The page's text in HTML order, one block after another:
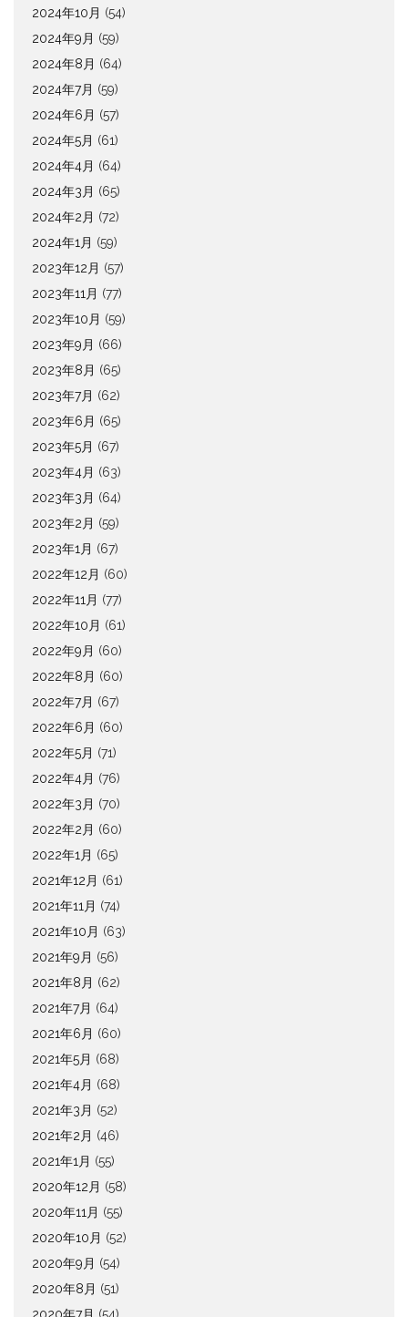
2024年10月 (54)
2024年9月 (59)
2024年8月 (64)
2024年7月 (59)
2024年6月 (57)
2024年5月 (61)
2024年4月 (64)
2024年3月 (65)
2024年2月 (72)
2024年1月 (59)
2023年12月 (57)
2023年11月 (77)
2023年10月 (59)
2023年9月 (66)
2023年8月 (65)
2023年7月 (62)
2023年6月 (65)
2023年5月 (67)
2023年4月 (63)
2023年3月 (64)
2023年2月 (59)
2023年1月 (67)
2022年12月 (60)
2022年11月 (77)
2022年10月 (61)
2022年9月 (60)
2022年8月 (60)
2022年7月 (67)
2022年6月 (60)
2022年5月 (71)
2022年4月 (76)
2022年3月 (70)
2022年2月 (60)
2022年1月 (65)
2021年12月 (61)
2021年11月 (74)
2021年10月 (63)
2021年9月 (56)
2021年8月 (62)
2021年7月 (64)
2021年6月 (60)
2021年5月 (68)
2021年4月 (68)
2021年3月 (52)
2021年2月 (46)
2021年1月 (55)
2020年12月 (58)
2020年11月 (55)
2020年10月 (52)
2020年9月 (54)
2020年8月 (51)